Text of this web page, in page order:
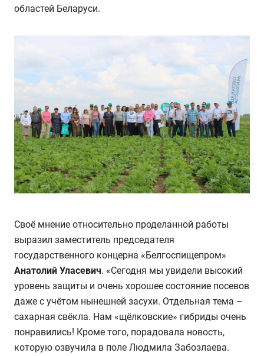
областей Беларуси.
Своё мнение относительно проделанной работы
выразил заместитель председателя
государственного концерна «Белгоспищепром»
Анатолий Уласевич. «Сегодня мы увидели высокий
уровень защиты и очень хорошее состояние посевов
даже с учётом нынешней засухи. Отдельная тема –
сахарная свёкла. Нам «щёлковские» гибриды очень
понравились! Кроме того, порадовала новость,
которую озвучила в поле Людмила Забозлаева.